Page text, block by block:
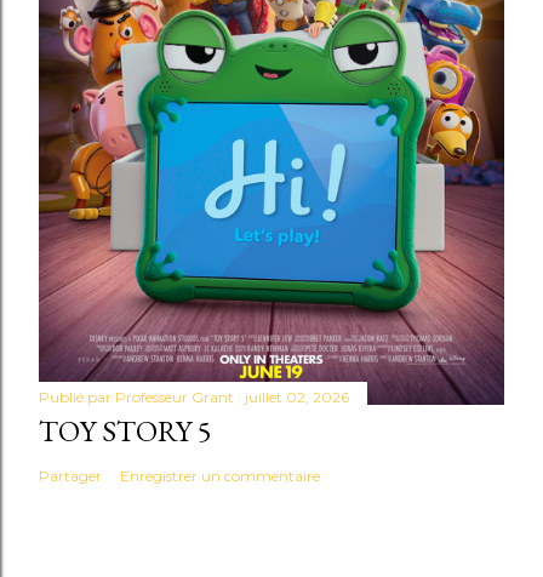
Publié par Professeur Grant juillet 02, 2026
TOY STORY 5
Partager Enregistrer un commentaire